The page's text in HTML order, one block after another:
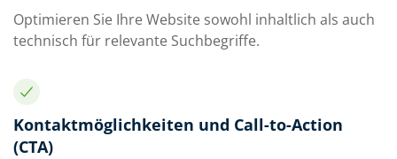
Optimieren Sie Ihre Website sowohl inhaltlich als auch
technisch für relevante Suchbegriffe.
Kontaktmöglichkeiten und Call-to-Action
(CTA)